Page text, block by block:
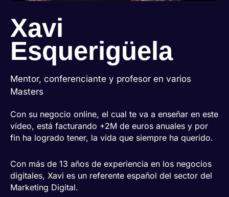
Xavi
Esquerigüela
Mentor, conferenciante y profesor en varios
Masters
Con su negocio online, el cual te va a enseñar en este
vídeo, está facturando +2M de euros anuales y por
fin ha logrado tener, la vida que siempre ha querido.
Con más de 13 años de experiencia en los negocios
digitales, Xavi es un referente español del sector del
Marketing Digital.